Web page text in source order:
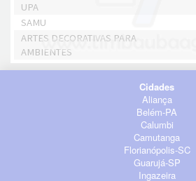
UPA
SAMU
ARTES DECORATIVAS PARA
AMBIENTES
Cidades
Aliança
Belém-PA
Calumbi
Camutanga
Florianópolis-SC
Guarujá-SP
Ingazeira